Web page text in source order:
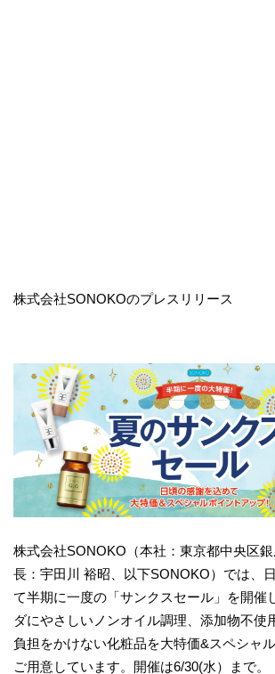
株式会社SONOKOのプレスリリース
株式会社SONOKO（本社：東京都中央区
長：宇田川 裕昭、以下SONOKO）では、
て半期に一度の「サンクスセール」を開催
ダにやさしいノンオイル調理、添加物不使
負担をかけない化粧品を大特価&スペシャ
ご用意しています。開催は6/30(水）まで。